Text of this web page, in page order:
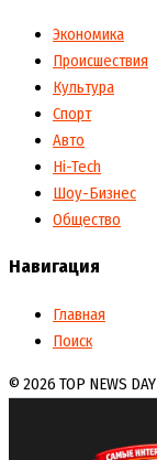
Экономика
Происшествия
Культура
Спорт
Авто
Hi-Tech
Шоу-Бизнес
Общество
Навигация
Главная
Поиск
© 2026 TOP NEWS DAY